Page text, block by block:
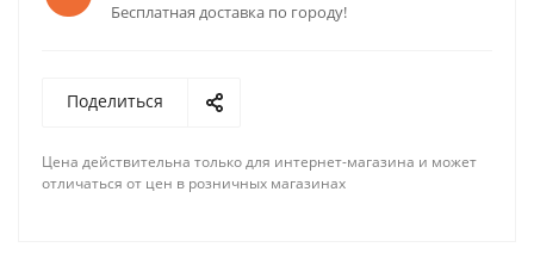
Бесплатная доставка по городу!
Поделиться
Цена действительна только для интернет-магазина и может
отличаться от цен в розничных магазинах